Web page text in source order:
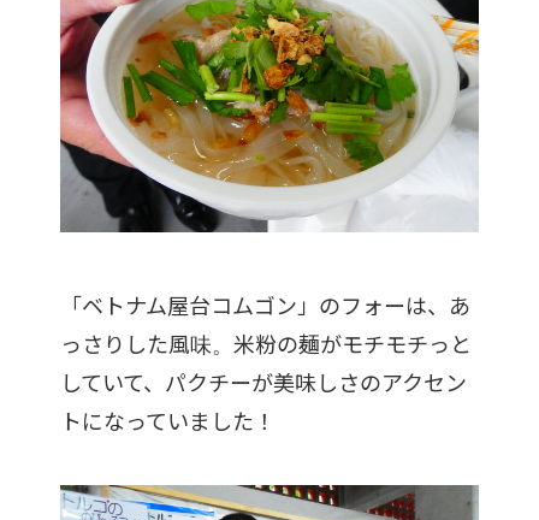
「ベトナム屋台コムゴン」のフォーは、あ
っさりした風味。米粉の麺がモチモチっと
していて、パクチーが美味しさのアクセン
トになっていました！